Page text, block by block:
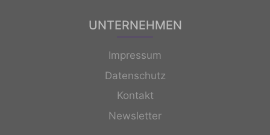
UNTERNEHMEN
Impressum
Datenschutz
Kontakt
Newsletter